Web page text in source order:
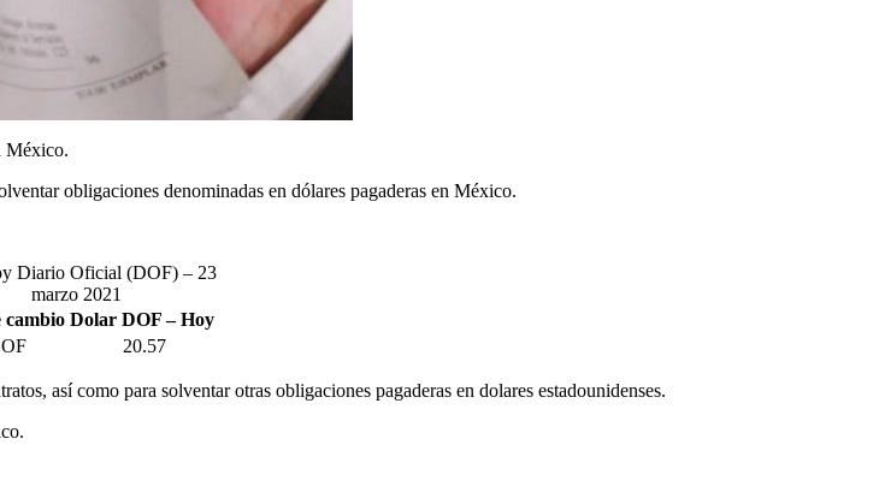
México.
obligaciones denominadas en dólares pagaderas en México.
Diario Oficial (DOF) – 23
marzo 2021
cambio Dolar DOF – Hoy
20.57
así como para solventar otras obligaciones pagaderas en dolares estadounidenses.